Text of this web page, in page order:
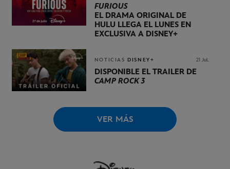
FURIOUS
EL DRAMA ORIGINAL DE
HULU LLEGA EL LUNES EN
EXCLUSIVA A DISNEY+
NOTICIAS DISNEY+ 21 Jul.
DISPONIBLE EL TRÁILER DE
CAMP ROCK 3
VER MÁS